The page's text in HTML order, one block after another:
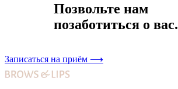
Позвольте нам
позаботиться о вас.
Записаться на приём ⟶